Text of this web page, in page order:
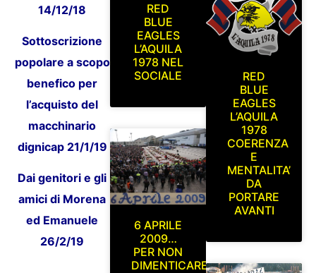
14/12/18
Sottoscrizione
popolare a scopo
benefico per
l’acquisto del
macchinario
dignicap 21/1/19
Dai genitori e gli
amici di Morena
ed Emanuele
26/2/19
RED
BLUE
EAGLES
L’AQUILA
1978 NEL
SOCIALE
6 APRILE
2009…
PER NON
DIMENTICARE
RED
BLUE
EAGLES
L’AQUILA
1978
COERENZA
E
MENTALITA’
DA
PORTARE
AVANTI